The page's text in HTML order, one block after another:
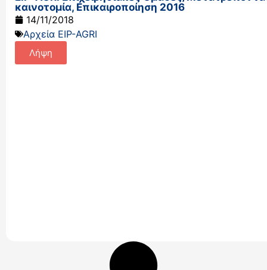
καινοτομία, Επικαιροποίηση 2016
14/11/2018
Αρχεία EIP-AGRI
Λήψη